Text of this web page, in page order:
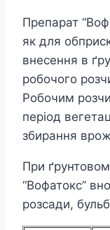
Препарат
як для
внесення в
робочого
Робочим
період
збирання
При
“Вофатокс”
розсади,